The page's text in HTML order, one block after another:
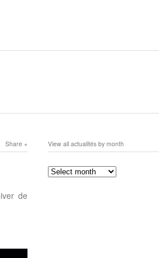
Share
de
View all actualités by month